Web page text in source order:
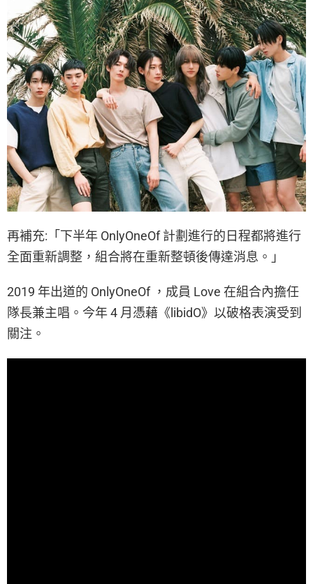
再補充:「下半年 OnlyOneOf 計劃進行的日程都將進行
全面重新調整，組合將在重新整頓後傳達消息。」
2019 年出道的 OnlyOneOf ，成員 Love 在組合內擔任
隊長兼主唱。今年 4 月憑藉《libidO》以破格表演受到
關注。